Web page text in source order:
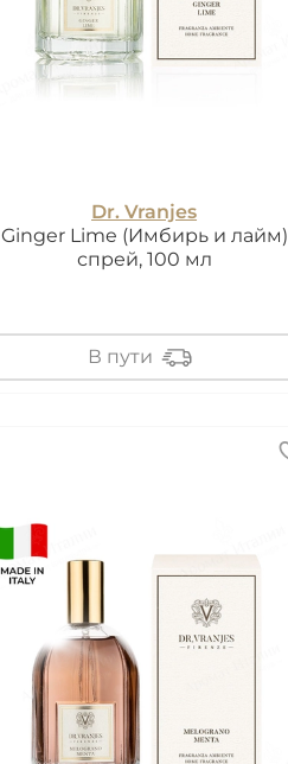
Dr. Vranjes
Ginger Lime (Имбирь и лайм)
спрей, 100 мл
В пути